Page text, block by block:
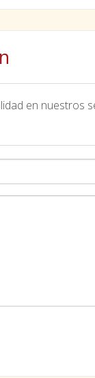
en nuestros